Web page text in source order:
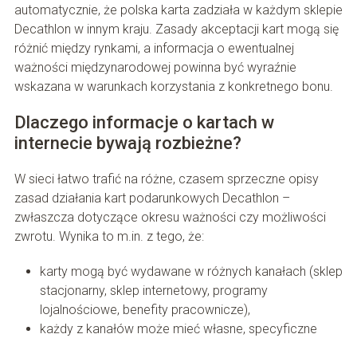
automatycznie, że polska karta zadziała w każdym sklepie
Decathlon w innym kraju. Zasady akceptacji kart mogą się
różnić między rynkami, a informacja o ewentualnej
ważności międzynarodowej powinna być wyraźnie
wskazana w warunkach korzystania z konkretnego bonu.
Dlaczego informacje o kartach w
internecie bywają rozbieżne?
W sieci łatwo trafić na różne, czasem sprzeczne opisy
zasad działania kart podarunkowych Decathlon –
zwłaszcza dotyczące okresu ważności czy możliwości
zwrotu. Wynika to m.in. z tego, że:
karty mogą być wydawane w różnych kanałach (sklep
stacjonarny, sklep internetowy, programy
lojalnościowe, benefity pracownicze),
każdy z kanałów może mieć własne, specyficzne